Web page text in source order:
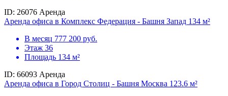
ID: 26076 Аренда
Аренда офиса в Комплекс Федерация - Башня Запад 134 м²
В месяц 777 200 руб.
Этаж 36
Площадь 134 м²
ID: 66093 Аренда
Аренда офиса в Город Столиц - Башня Москва 123.6 м²